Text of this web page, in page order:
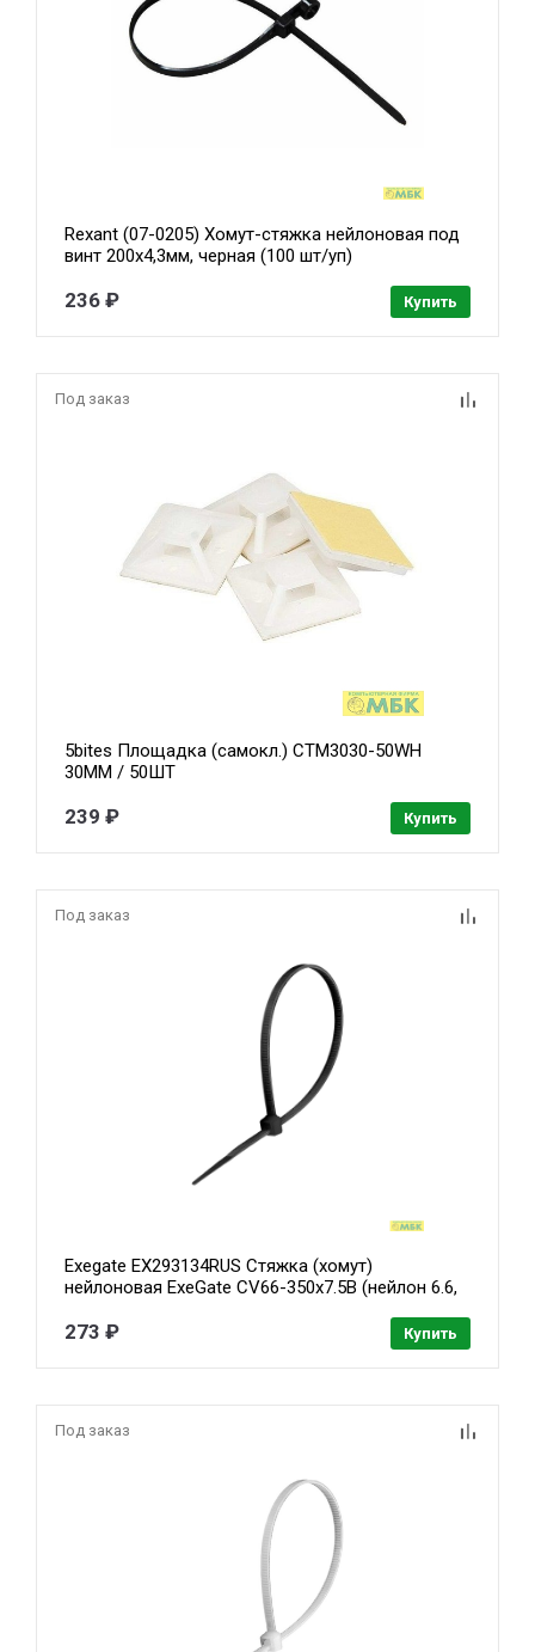
Rexant (07-0205) Хомут-стяжка нейлоновая под
винт 200x4,3мм, черная (100 шт/уп)
236 ₽ Купить
Под заказ
5bites Площадка (самокл.) CTM3030-50WH
30ММ / 50ШТ
239 ₽ Купить
Под заказ
Exegate EX293134RUS Стяжка (хомут)
нейлоновая ExeGate CV66-350x7.5B (нейлон 6.6,
-40°C - +85°C, черная, 100 шт)
273 ₽ Купить
Под заказ